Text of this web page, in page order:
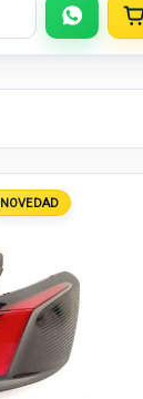
NOVEDAD